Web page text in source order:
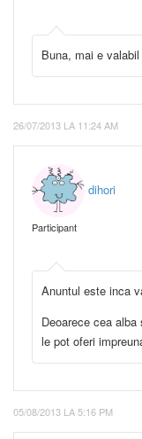
Buna, mai e
26/07/2013 LA 11:24 AM
dihori
Participant
Anuntul este inca
Deoarece cea
le pot oferi
05/08/2013 LA 5:16 PM